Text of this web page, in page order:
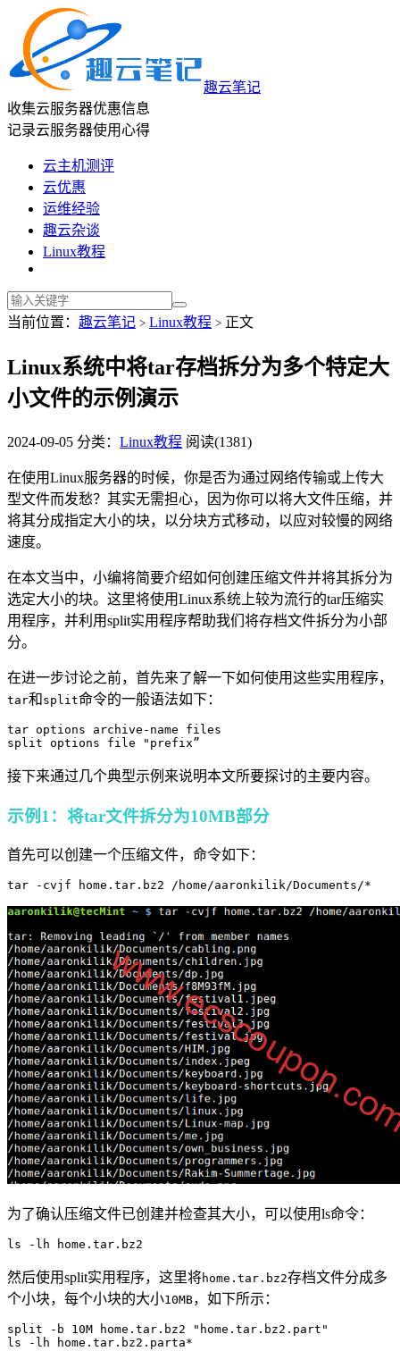
趣云笔记
收集云服务器优惠信息
记录云服务器使用心得
云主机测评
云优惠
运维经验
趣云杂谈
Linux教程
当前位置： 趣云笔记 > Linux教程 > 正文
Linux系统中将tar存档拆分为多个特定大
小文件的示例演示
2024-09-05 分类： Linux教程 阅读(1381)
在使用Linux服务器的时候，你是否为通过网络传输或上传大
型文件而发愁？其实无需担心，因为你可以将大文件压缩，并
将其分成指定大小的块，以分块方式移动，以应对较慢的网络
速度。
在本文当中，小编将简要介绍如何创建压缩文件并将其拆分为
选定大小的块。这里将使用Linux系统上较为流行的tar压缩实
用程序，并利用split实用程序帮助我们将存档文件拆分为小部
分。
在进一步讨论之前，首先来了解一下如何使用这些实用程序，
tar和 split命令的一般语法如下：
tar options archive-name files
split options file "prefix”
接下来通过几个典型示例来说明本文所要探讨的主要内容。
示例1：将tar文件拆分为10MB部分
首先可以创建一个压缩文件，命令如下：
tar -cvjf home.tar.bz2 /home/aaronkilik/Documents/*
为了确认压缩文件已创建并检查其大小，可以使用ls命令：
然后使用split实用程序，这里将home.tar.bz2存档文件分成多
个小块，每个小块的大小10MB，如下所示：
split -b 10M home.tar.bz2 "home.tar.bz2.part"
ls -lh home.tar.bz2.parta*